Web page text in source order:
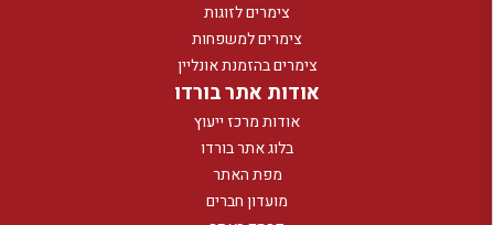
צימרים לזוגות
צימרים למשפחות
צימרים בהזמנת אונליין
אודות אתר בורדו
אודות מרכז ייעוץ
בלוג אתר בורדו
מפת האתר
מועדון חברים